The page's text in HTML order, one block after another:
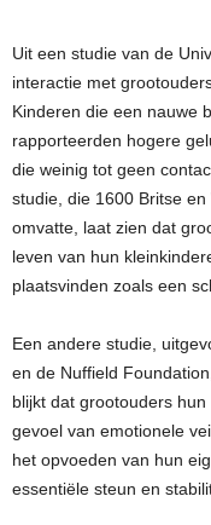
Uit een studie van de
interactie met
Kinderen die een nauwe
rapporteerden hogere
die weinig tot geen
studie, die 1600 Britse
omvatte, laat zien dat
leven van hun
plaatsvinden zoals een
Een andere studie,
en de Nuffield
blijkt dat grootouders
gevoel van emotionele
het opvoeden van hun
essentiële steun en